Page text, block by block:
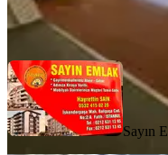
Sayın Emlak nergiz Sain
Sayın